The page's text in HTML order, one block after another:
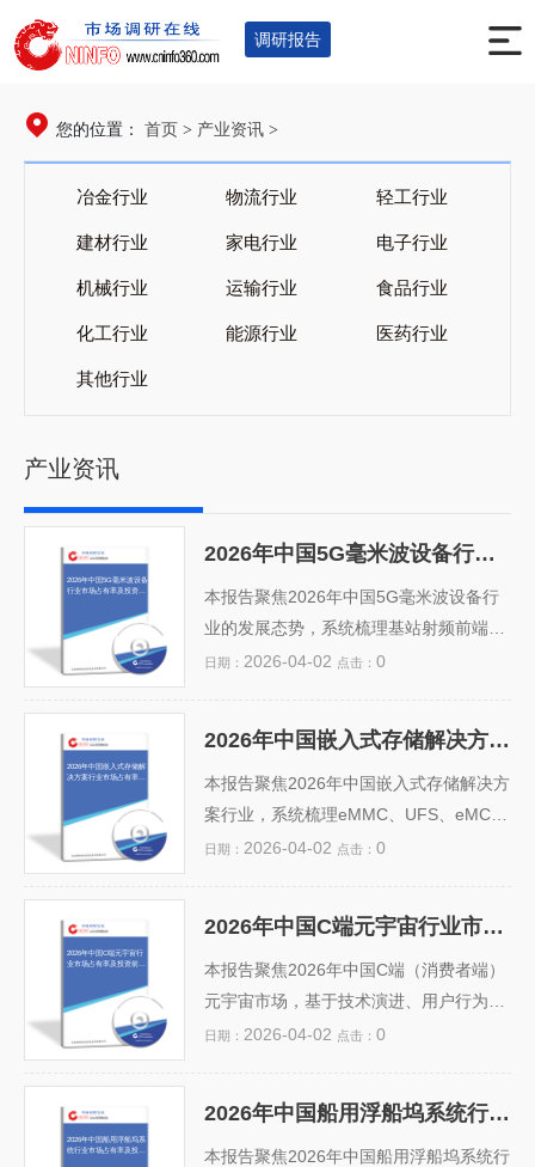
调研报告
您的位置： 首页 > 产业资讯 >
冶金行业 物流行业 轻工行业
建材行业 家电行业 电子行业
机械行业 运输行业 食品行业
化工行业 能源行业 医药行业
其他行业
产业资讯
2026年中国5G毫米波设备
行业市场占有率及投资前
2026年中国5G毫米波设备行业市场占有率及投资前景预测分析报告
本报告聚焦2026年中国5G毫米波设备行
业的发展态势，系统梳理基站射频前端、
天线阵列、高频芯片等核心环节的市场格
进展，量化分析各厂商市场占有率趋势。
报告指出，受益于2025—2026年毫米波
商用试点扩容及工业互联网、车联网等垂
直场景加速落地，行业复合增长率有望达
等主要风险，并提出强化芯片-模块-系统
协同创新、布局Sub-6...
日期： 2026-04-02 点击： 0
2026年中国嵌入式存储解
决方案行业市场占有率及
2026年中国嵌入式存储解决方案行业市场占有率及投资前景预测分析报告
本报告聚焦2026年中国嵌入式存储解决方
案行业，系统梳理eMMC、UFS、eMC
P、uMCP等主流技术发展现状与竞争格
测算，结合终端应用（智能手机、IoT、
汽车电子、工业控制）需求增长及国产化
替代加速趋势，量化分析行业集中度与区
域分布特征。报告综合政策支持（如“十四
链安全因素，预测2024–2026年复合增长
率达18...
日期： 2026-04-02 点击： 0
2026年中国C端元宇宙行
业市场占有率及投资前景
2026年中国C端元宇宙行业市场占有率及投资前景预测分析报告
本报告聚焦2026年中国C端（消费者端）
元宇宙市场，基于技术演进、用户行为、
政策导向与资本动向等多维度数据，系统
道的发展现状与竞争格局。报告预测，20
26年C端元宇宙市场规模有望突破2800亿
日期： 2026-04-02 点击： 0
2026年中国船用浮船坞系
统行业市场占有率及投资
2026年中国船用浮船坞系统行业市场占有率及投资前景预测分析报告
本报告聚焦2026年中国船用浮船坞系统行